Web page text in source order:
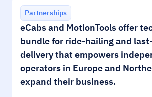
Partnerships
eCabs and MotionTools offer
bundle for ride-hailing and
delivery that empowers
operators in Europe and
expand their business.